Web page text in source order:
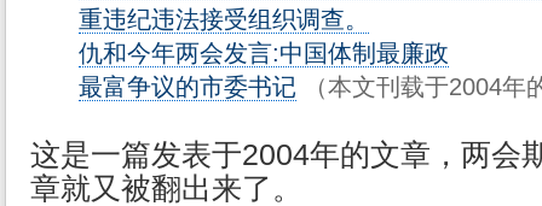
重违纪违法接受组织调查。
仇和今年两会发言:中国体制最廉政
最富争议的市委书记 （本文刊载于2004年
这是一篇发表于2004年的文章，两会
章就又被翻出来了。